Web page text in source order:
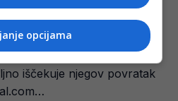
šokantnu odluku?!
Kevin De Bruyne
od povrede, a Pep
iščekuje njegov povratak
opcijama